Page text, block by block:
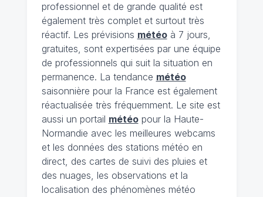
professionnel et de grande qualité est
également très complet et surtout très
réactif. Les prévisions météoà 7 jours,
gratuites, sont expertisées par une équipe
de professionnels qui suit la situation en
permanence. La tendance météo
saisonnière pour la France est également
réactualisée très fréquemment. Le site est
aussi un portail météopour la Haute-
Normandie avec les meilleures webcams
et les données des stations météo en
direct, des cartes de suivi des pluies et
des nuages, les observations et la
localisation des phénomènes météo